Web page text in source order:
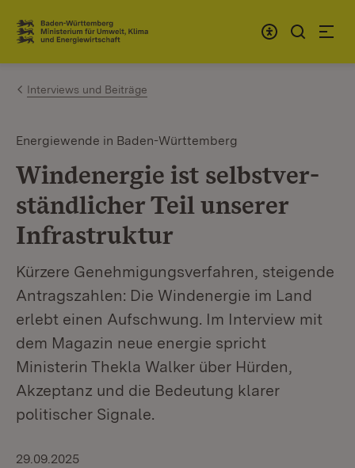
Zum Inhalt springen
Link zur Startseite
Interviews und Beiträge
Energiewende in Baden-Württemberg
Windenergie ist selbstver­
ständlicher Teil unserer
Infrastruktur
Kürzere Genehmigungsverfahren, steigende
Antragszahlen: Die Windenergie im Land
erlebt einen Aufschwung. Im Interview mit
dem Magazin neue energie spricht
Ministerin Thekla Walker über Hürden,
Akzeptanz und die Bedeutung klarer
politischer Signale.
29.09.2025